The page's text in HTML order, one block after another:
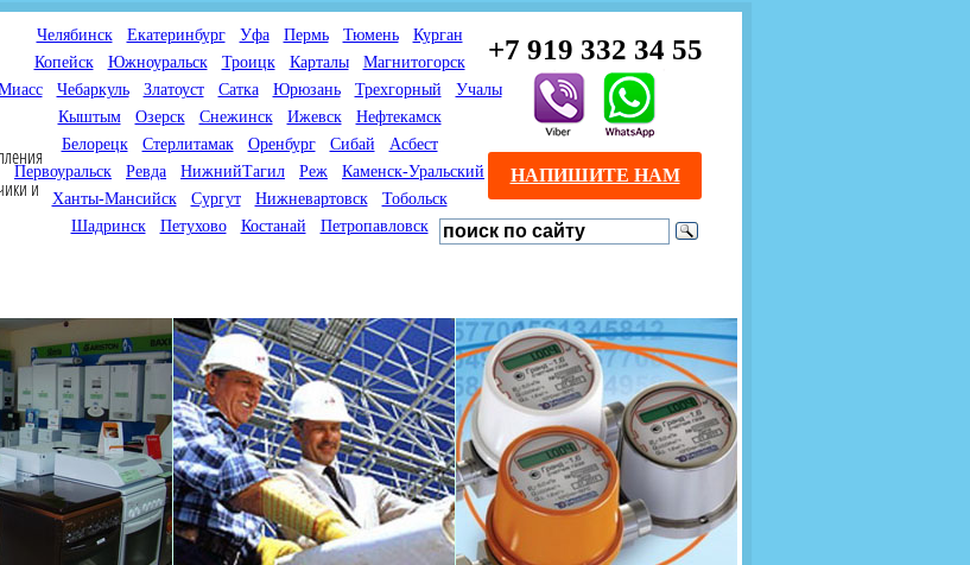
+7 919 332 34 55
Челябинск Екатеринбург Уфа Пермь Тюмень
Курган
Копейск
Южноуральск Троицк Карталы
Магнитогорск
Чебаркуль Златоуст Сатка Юрюзань Трехгорный
Учалы
Кыштым
Озерск Снежинск Ижевск
Нефтекамск
Белорецк
Стерлитамак Оренбург Сибай
Асбест
Первоуральск
Ревда НижнийТагил Реж
Каменск-Уральский
Ханты-Мансийск
Сургут Нижневартовск
Тобольск
Шадринск
Петухово Костанай Петропавловск
и
НАПИШИТЕ НАМ
котлы
счетчики
по городам
Мы специализируемся на
снабжении магазинов
газового оборудования.
Предлагаем полный
ассортимент товара для
открытия магазина газового
оборудования в Вашем
городе. Мы знаем что будет
продаваться.
Предлагаем взаимовыгодное
сотрудничество
монтажникам газового
оборудования. Если Вы
занимаетесь установкой
газового оборудования, мы
предлагаем Вам оптовые
цены и документарное
сопровождение Ваших
продаж (берем всю
бухгалтерию "на себя")